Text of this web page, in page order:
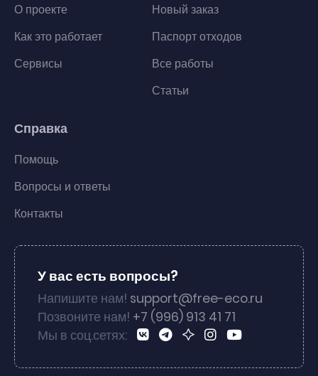
О проекте
Как это работает
Сервисы
Новый заказ
Паспорт отходов
Все работы
Статьи
Справка
Помощь
Вопросы и ответы
Контакты
У вас есть вопросы?
Напишите нам! support@free-eco.ru
Позвоните нам! +7 (996) 913 41 71
Мы в соц.сетях: